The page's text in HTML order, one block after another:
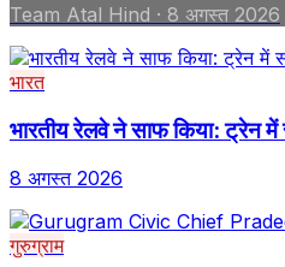
Team Atal Hind · 8 अगस्त 2026
भारत
भारतीय रेलवे ने साफ किया: ट्रेन में
8 अगस्त 2026
गुरुग्राम